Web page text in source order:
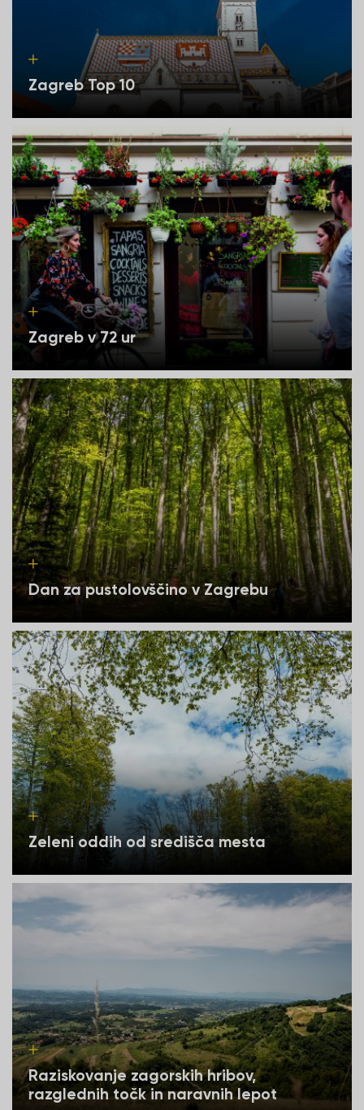
Zagreb Top 10
Zagreb v 72 ur
Dan za pustolovščino v Zagrebu
Zeleni oddih od središča mesta
Raziskovanje zagorskih hribov,
razglednih točk in naravnih lepot